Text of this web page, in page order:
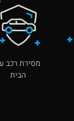
מסירת רכב
הבית